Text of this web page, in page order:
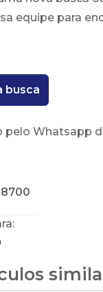
equipe para
busca
pelo Whatsapp